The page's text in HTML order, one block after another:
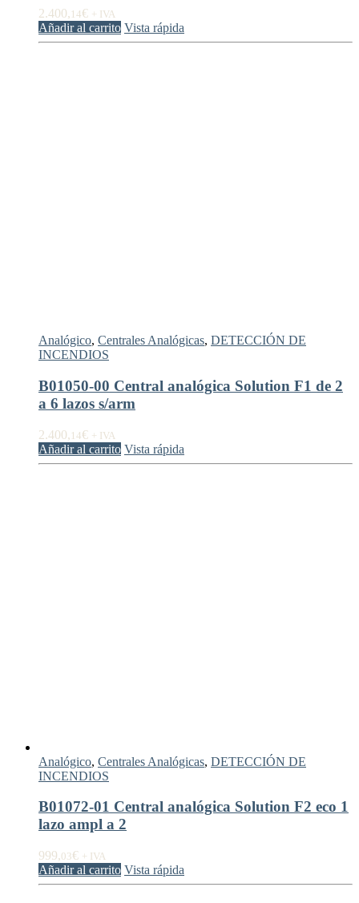
2.400, 14€ + IVA
Añadir al carrito Vista rápida
Analógico, Centrales Analógicas, DETECCIÓN DE
INCENDIOS
B01050-00 Central analógica Solution F1 de 2
a 6 lazos s/arm
2.400, 14€ + IVA
Añadir al carrito Vista rápida
Analógico, Centrales Analógicas, DETECCIÓN DE
INCENDIOS
B01072-01 Central analógica Solution F2 eco 1
lazo ampl a 2
999,03€ + IVA
Añadir al carrito Vista rápida